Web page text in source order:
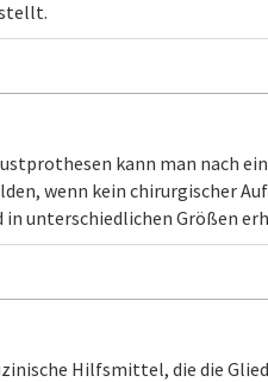
kann man nach
wenn kein chirurgischer
unterschiedlichen Größen
Hilfsmittel, die die